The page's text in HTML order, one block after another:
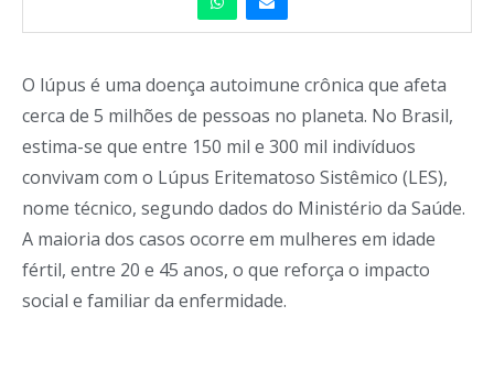
O lúpus é uma doença autoimune crônica que afeta
cerca de 5 milhões de pessoas no planeta. No Brasil,
estima-se que entre 150 mil e 300 mil indivíduos
convivam com o Lúpus Eritematoso Sistêmico (LES),
nome técnico, segundo dados do Ministério da Saúde.
A maioria dos casos ocorre em mulheres em idade
fértil, entre 20 e 45 anos, o que reforça o impacto
social e familiar da enfermidade.